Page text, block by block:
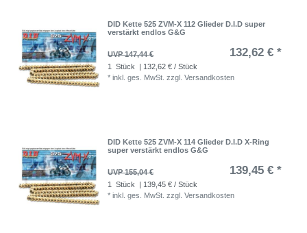
DID Kette 525 ZVM-X 112 Glieder D.I.D super
verstärkt endlos G&G
UVP 147,44 € 132,62 € *
1 Stück
| 132,62 € / Stück
*inkl. ges. MwSt. zzgl.Versandkosten
DID Kette 525 ZVM-X 114 Glieder D.I.D X-Ring
super verstärkt endlos G&G
UVP 155,04 € 139,45 € *
1 Stück
| 139,45 € / Stück
*inkl. ges. MwSt. zzgl.Versandkosten